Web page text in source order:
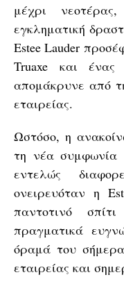
μέχρι νεοτέρας,
εγκληματική
Estee Lauder
Truaxe και ένας
απομάκρυνε από
εταιρείας.
Ωστόσο, η
τη νέα συμφωνία
εντελώς
ονειρευόταν η
παντοτινό
πραγματικά
όραμά του
εταιρείας και